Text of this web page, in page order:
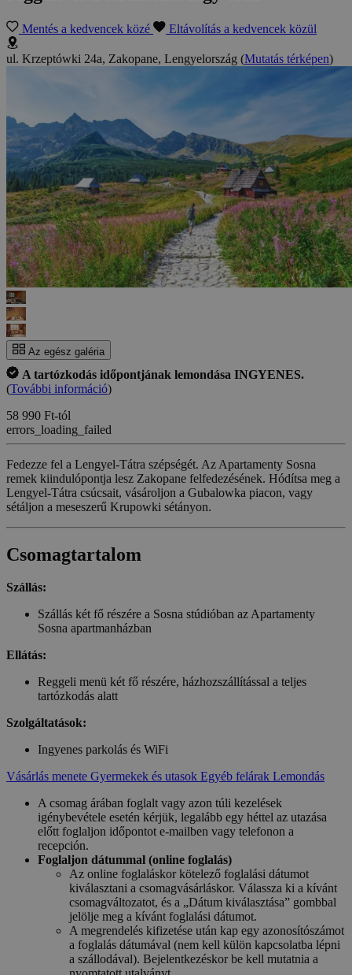
Mentés a kedvencek közé Eltávolítás a kedvencek közül
ul. Krzeptówki 24a, Zakopane, Lengyelország (Mutatás térképen)
Az egész galéria
A tartózkodás időpontjának lemondása INGYENES.
(További információ)
58 990 Ft-tól
errors_loading_failed
Fedezze fel a Lengyel-Tátra szépségét. Az Apartamenty Sosna
remek kiindulópontja lesz Zakopane felfedezésének. Hódítsa meg a
Lengyel-Tátra csúcsait, vásároljon a Gubalowka piacon, vagy
sétáljon a meseszerű Krupowki sétányon.
Csomagtartalom
Szállás:
Szállás két fő részére a Sosna stúdióban az Apartamenty
Sosna apartmanházban
Ellátás:
Reggeli menü két fő részére, házhozszállítással a teljes
tartózkodás alatt
Szolgáltatások:
Ingyenes parkolás és WiFi
Vásárlás menete Gyermekek és utasok Egyéb felárak Lemondás
A csomag árában foglalt vagy azon túli kezelések
igénybevétele esetén kérjük, legalább egy héttel az utazása
előtt foglaljon időpontot e-mailben vagy telefonon a
recepción.
Foglaljon dátummal (online foglalás)
Az online foglaláskor kötelező foglalási dátumot
kiválasztani a csomagvásárláskor. Válassza ki a kívánt
csomagváltozatot, és a „Dátum kiválasztása” gombbal
jelölje meg a kívánt foglalási dátumot.
A megrendelés kifizetése után kap egy azonosítószámot
a foglalás dátumával (nem kell külön kapcsolatba lépni
a szállodával). Bejelentkezéskor be kell mutatnia a